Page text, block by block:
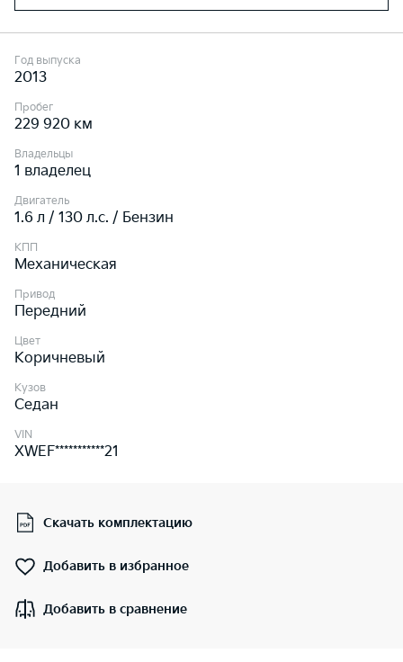
Год выпуска
2013
Пробег
229 920 км
Владельцы
1 владелец
Двигатель
1.6 л / 130 л.c. / Бензин
КПП
Механическая
Привод
Передний
Цвет
Коричневый
Кузов
Седан
VIN
XWEF***********21
Скачать комплектацию
Добавить в избранное
Добавить в сравнение